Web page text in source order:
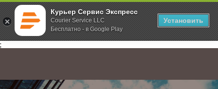
Курьер Сервис Экспресс
Courier Service LLC
Бесплатно - в Google Play
Установить
;
Главная О компании Новости Курьерская почта выходит из